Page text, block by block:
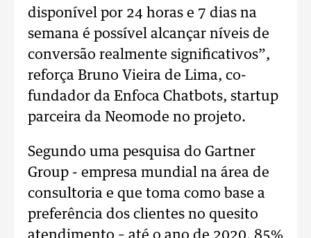
disponível por 24 horas e 7 dias na
semana é possível alcançar níveis de
conversão realmente significativos”,
reforça Bruno Vieira de Lima, co-
fundador da Enfoca Chatbots, startup
parceira da Neomode no projeto.
Segundo uma pesquisa do Gartner
Group - empresa mundial na área de
consultoria e que toma como base a
preferência dos clientes no quesito
atendimento – até o ano de 2020, 85%